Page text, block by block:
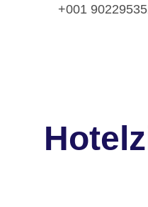
+001